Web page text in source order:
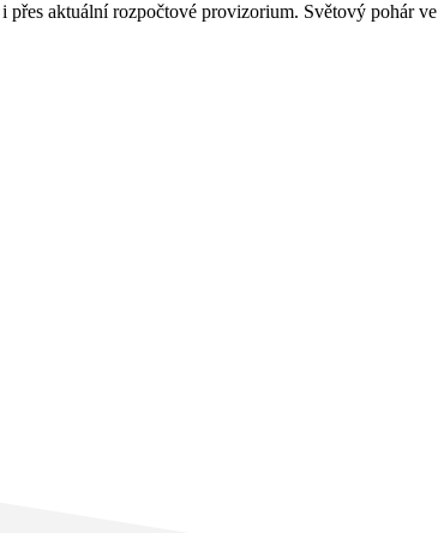
přes aktuální rozpočtové provizorium. Světový pohár